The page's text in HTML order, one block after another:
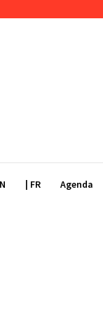
| FR Agenda